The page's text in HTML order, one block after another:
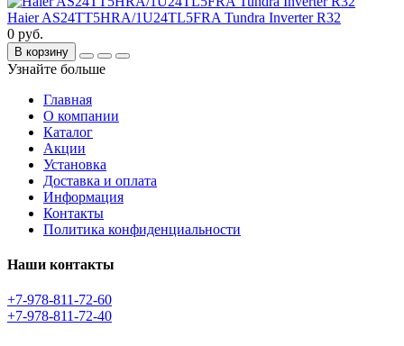
Haier AS24TT5HRA/1U24TL5FRA Tundra Inverter R32
0 руб.
В корзину
Узнайте больше
Главная
О компании
Каталог
Акции
Установка
Доставка и оплата
Информация
Контакты
Политика конфиденциальности
Наши контакты
+7-978-811-72-60
+7-978-811-72-40